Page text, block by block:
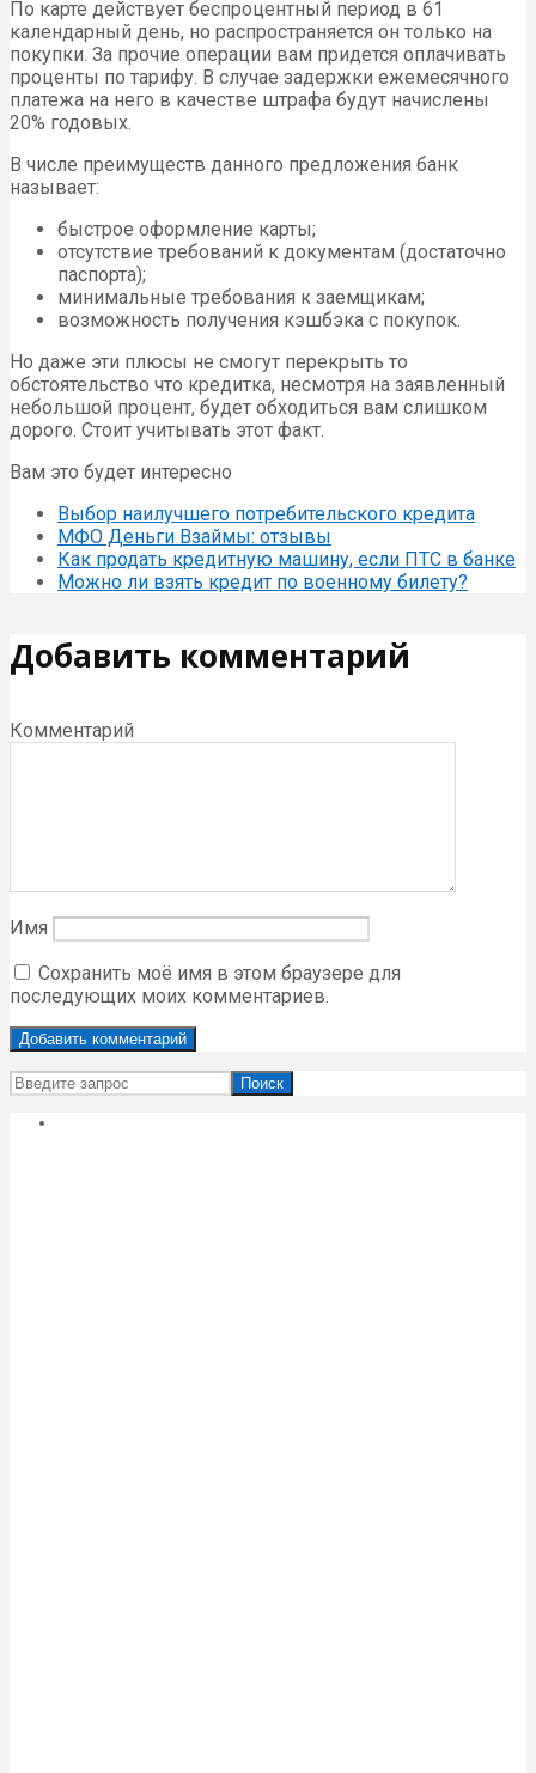
По карте действует беспроцентный период в 61
календарный день, но распространяется он только на
покупки. За прочие операции вам придется оплачивать
проценты по тарифу. В случае задержки ежемесячного
платежа на него в качестве штрафа будут начислены
20% годовых.
В числе преимуществ данного предложения банк
называет:
быстрое оформление карты;
отсутствие требований к документам (достаточно
паспорта);
минимальные требования к заемщикам;
возможность получения кэшбэка с покупок.
Но даже эти плюсы не смогут перекрыть то
обстоятельство что кредитка, несмотря на заявленный
небольшой процент, будет обходиться вам слишком
дорого. Стоит учитывать этот факт.
Вам это будет интересно
Выбор наилучшего потребительского кредита
МФО Деньги Взаймы: отзывы
Как продать кредитную машину, если ПТС в банке
Можно ли взять кредит по военному билету?
Добавить комментарий
Комментарий
Имя
Сохранить моё имя в этом браузере для
последующих моих комментариев.
Поиск